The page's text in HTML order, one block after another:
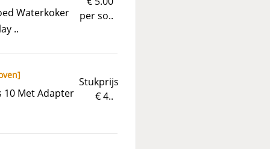
per so..
Waterkoker
..
Stukprijs
€ 4..
]
10 Met Adapter